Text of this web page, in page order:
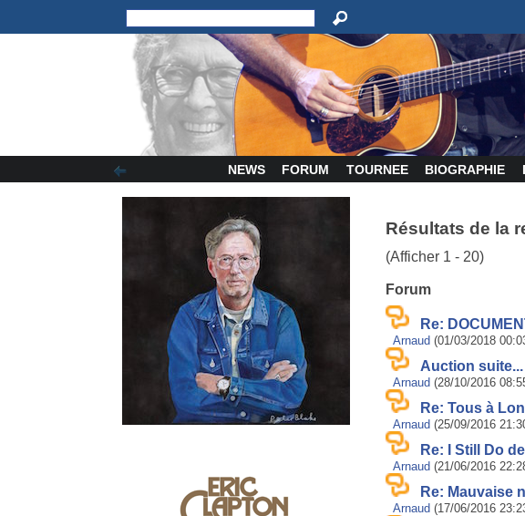
NEWS FORUM TOURNEE BIOGRAPHIE
Résultats de la
(Afficher 1 - 20)
Forum
Re:
Arnaud (01/03/2018
Auction suite...
Arnaud (28/10/2016
Re: Tous à
Arnaud (25/09/2016
Re: I Still Do
Arnaud (21/06/2016
Re: Mauvaise
Arnaud (17/06/2016